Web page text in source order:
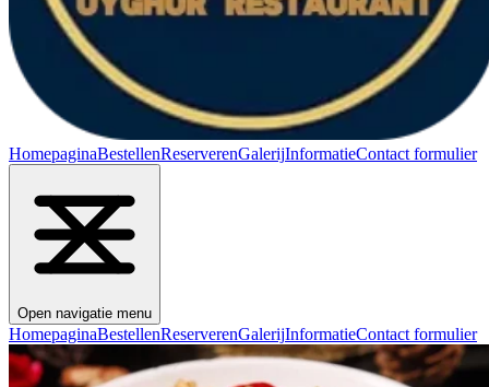
HomepaginaBestellenReserverenGalerijInformatieContact formulier
Open navigatie menu
HomepaginaBestellenReserverenGalerijInformatieContact formulier